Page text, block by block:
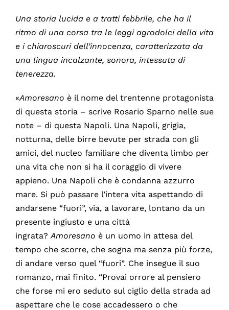
Una storia lucida e a tratti febbrile, che ha il
ritmo di una corsa tra le leggi agrodolci della vita
e i chiaroscuri dell’innocenza, caratterizzata da
una lingua incalzante, sonora, intessuta di
tenerezza.
«Amoresano è il nome del trentenne protagonista
di questa storia – scrive Rosario Sparno nelle sue
note – di questa Napoli. Una Napoli, grigia,
notturna, delle birre bevute per strada con gli
amici, del nucleo familiare che diventa limbo per
una vita che non si ha il coraggio di vivere
appieno. Una Napoli che è condanna azzurro
mare. Si può passare l’intera vita aspettando di
andarsene “fuori”, via, a lavorare, lontano da un
presente ingiusto e una città
ingrata? Amoresano è un uomo in attesa del
tempo che scorre, che sogna ma senza più forze,
di andare verso quel “fuori”. Che insegue il suo
romanzo, mai finito. “Provai orrore al pensiero
che forse mi ero seduto sul ciglio della strada ad
aspettare che le cose accadessero o che